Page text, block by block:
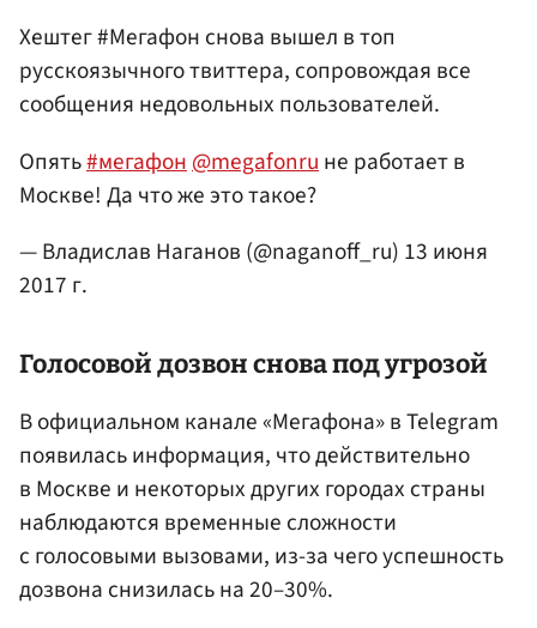
Хештег #Мегафон снова вышел в топ
русскоязычного твиттера, сопровождая все
сообщения недовольных пользователей.
Опять#мегафон@megafonruне работает в
Москве! Да что же это такое?
— Владислав Наганов (@naganoff_ru) 13 июня
2017 г.
Голосовой дозвон снова под угрозой
В официальном канале «Мегафона» в Telegram
появилась информация, что действительно
в Москве и некоторых других городах страны
наблюдаются временные сложности
с голосовыми вызовами, из-за чего успешность
дозвона снизилась на 20–30%.